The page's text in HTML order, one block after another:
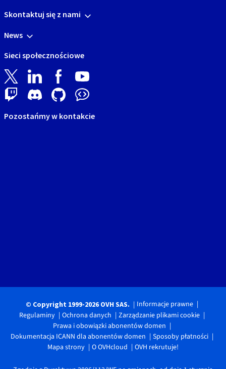
Skontaktuj się z nami
News
Sieci społecznościowe
Pozostańmy w kontakcie
© Copyright 1999-2026 OVH SAS.
Informacje prawne
Regulaminy
Ochrona danych
Zarządzanie plikami cookie
Prawa i obowiązki abonentów domen
Dokumentacja ICANN dla abonentów domen
Sposoby płatności
Mapa strony
O OVHcloud OVH rekrutuje!